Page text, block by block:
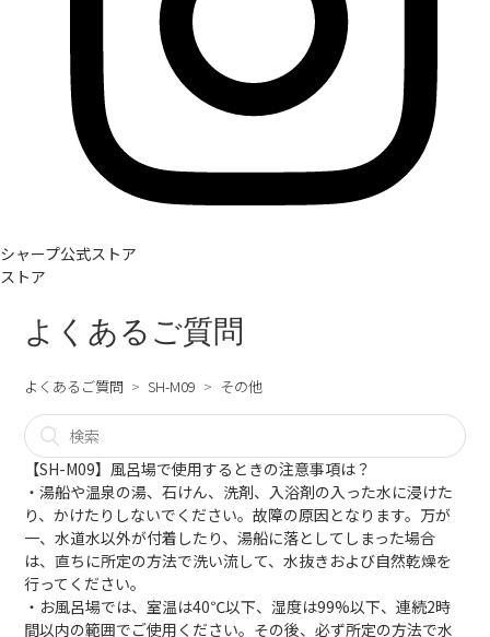
シャープ公式ストア
ストア
よくあるご質問
よくあるご質問 SH-M09 その他
【SH-M09】風呂場で使用するときの注意事項は？
・湯船や温泉の湯、石けん、洗剤、入浴剤の入った水に浸けた
り、かけたりしないでください。故障の原因となります。万が
一、水道水以外が付着したり、湯船に落としてしまった場合
は、直ちに所定の方法で洗い流して、水抜きおよび自然乾燥を
行ってください。
・お風呂場では、室温は40℃以下、湿度は99%以下、連続2時
間以内の範囲でご使用ください。その後、必ず所定の方法で水